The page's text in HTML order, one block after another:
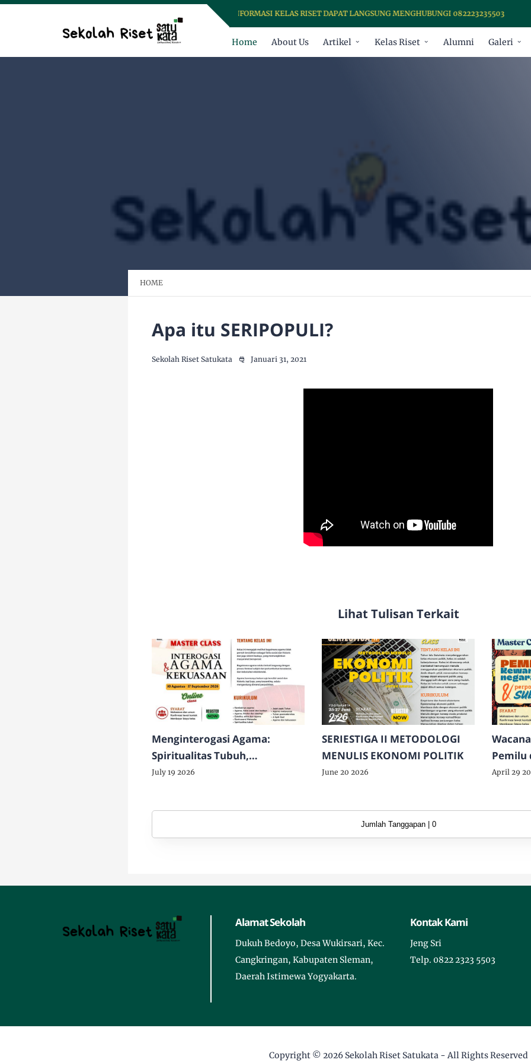
SELAMAT DATANG DI SEKOLAH RISET SATUKATA, UNTUK INFORMASI KELAS RISET DAPAT LANGSUNG MENGHUBUNGI 082223235503
Home About Us Artikel Kelas Riset Alumni Galeri
HOME
Apa itu SERIPOPULI?
Sekolah Riset Satukata Januari 31, 2021
Lihat Tulisan Terkait
Menginterogasi Agama:
Spiritualitas Tubuh,
Kekuasaan dan Krisis
July 19 2026
SERIESTIGA II METODOLOGI
MENULIS EKONOMI POLITIK
June 20 2026
Pemilu
April 29
Jumlah Tanggapan | 0
Alamat Sekolah
Dukuh Bedoyo, Desa Wukirsari, Kec.
Cangkringan, Kabupaten Sleman,
Daerah Istimewa Yogyakarta.
Kontak Kami
Jeng Sri
Telp. 0822 2323 5503
Copyright © 2026 Sekolah Riset Satukata- All Rights Reserved